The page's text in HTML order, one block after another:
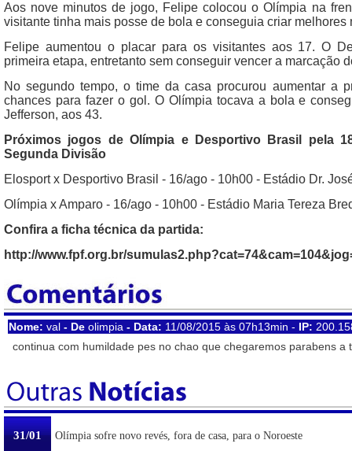
Aos nove minutos de jogo, Felipe colocou o Olímpia na
visitante tinha mais posse de bola e conseguia criar melhores
Felipe aumentou o placar para os visitantes aos 17. O
primeira etapa, entretanto sem conseguir vencer a marcação
No segundo tempo, o time da casa procurou aumentar a
chances para fazer o gol. O Olímpia tocava a bola e
Jefferson, aos 43.
Próximos jogos de Olímpia e Desportivo Brasil pela
Segunda Divisão
Elosport x Desportivo Brasil - 16/ago - 10h00 - Estádio Dr.
Olímpia x Amparo - 16/ago - 10h00 - Estádio Maria Tereza
Confira a ficha técnica da partida:
http://www.fpf.org.br/
Nome: val - De olimpia - Data: 11/08/2015 às 07h13min - IP:
continua com humildade pes no chao que chegaremos parabens a
31/01 Olímpia sofre novo revés, fora de casa, para o Noroeste